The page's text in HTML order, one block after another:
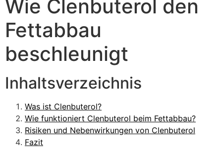
Wie Clenbuterol den
Fettabbau
beschleunigt
Inhaltsverzeichnis
Was ist Clenbuterol?
Wie funktioniert Clenbuterol beim Fettabbau?
Risiken und Nebenwirkungen von Clenbuterol
Fazit